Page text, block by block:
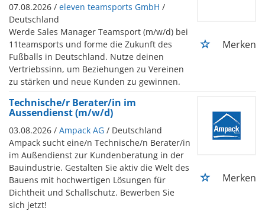
07.08.2026 / eleven teamsports GmbH /
Deutschland
Werde Sales Manager Teamsport (m/w/d) bei
11teamsports und forme die Zukunft des
Fußballs in Deutschland. Nutze deinen
Vertriebssinn, um Beziehungen zu Vereinen
zu stärken und neue Kunden zu gewinnen.
Merken
Technische/r Berater/in im
Aussendienst (m/w/d)
03.08.2026 / Ampack AG / Deutschland
Ampack sucht eine/n Technische/n Berater/in
im Außendienst zur Kundenberatung in der
Bauindustrie. Gestalten Sie aktiv die Welt des
Bauens mit hochwertigen Lösungen für
Dichtheit und Schallschutz. Bewerben Sie
sich jetzt!
Merken